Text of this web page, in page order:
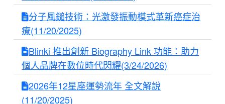
分子風鎚技術：光激發振動模式革新癌症治
療(11/20/2025)
Blinki 推出創新 Biography Link 功能：助力
個人品牌在數位時代閃耀(3/24/2026)
2026年12星座運勢流年 全文解說
(11/20/2025)